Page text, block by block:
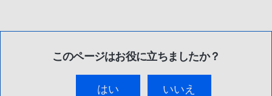
このページはお役に立ちましたか？
はい いいえ